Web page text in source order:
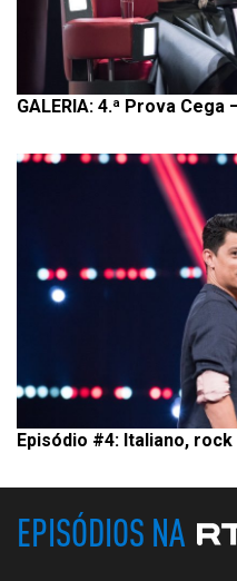
GALERIA: 4.ª Prova Cega
Episódio #4: Italiano,
EPISÓDIOS NA